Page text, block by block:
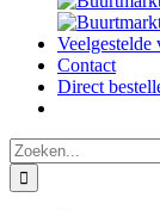
Veelgestelde
Contact
Direct
Zoeken
naar: